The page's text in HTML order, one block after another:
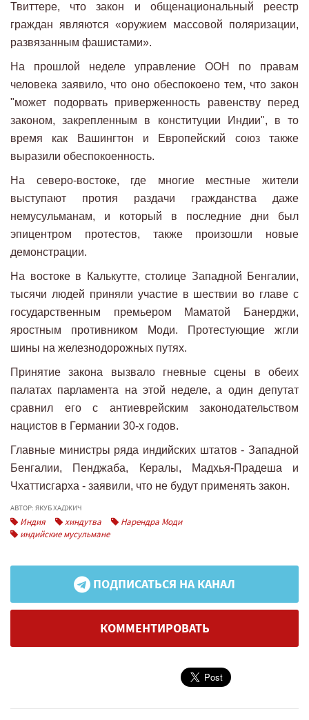
Твиттере, что закон и общенациональный реестр
граждан являются «оружием массовой поляризации,
развязанным фашистами».
На прошлой неделе управление ООН по правам
человека заявило, что оно обеспокоено тем, что закон
"может подорвать приверженность равенству перед
законом, закрепленным в конституции Индии", в то
время как Вашингтон и Европейский союз также
выразили обеспокоенность.
На северо-востоке, где многие местные жители
выступают протия раздачи гражданства даже
немусульманам, и который в последние дни был
эпицентром протестов, также произошли новые
демонстрации.
На востоке в Калькутте, столице Западной Бенгалии,
тысячи людей приняли участие в шествии во главе с
государственным премьером Маматой Банерджи,
яростным противником Моди. Протестующие жгли
шины на железнодорожных путях.
Принятие закона вызвало гневные сцены в обеих
палатах парламента на этой неделе, а один депутат
сравнил его с антиеврейским законодательством
нацистов в Германии 30-х годов.
Главные министры ряда индийских штатов - Западной
Бенгалии, Пенджаба, Кералы, Мадхья-Прадеша и
Чхаттисгарха - заявили, что не будут применять закон.
АВТОР: ЯКУБ ХАДЖИЧ
Индия хиндутва
Нарендра Моди
индийские мусульмане
ПОДПИСАТЬСЯ НА КАНАЛ
КОММЕНТИРОВАТЬ